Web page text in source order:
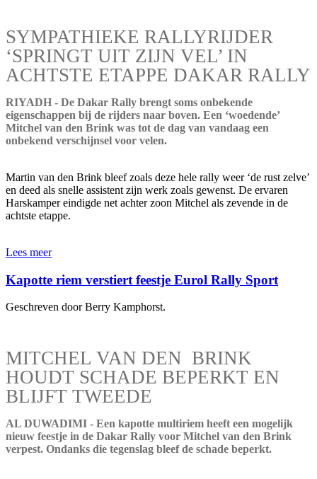
SYMPATHIEKE RALLYRIJDER
‘SPRINGT UIT ZIJN VEL’ IN
ACHTSTE ETAPPE DAKAR RALLY
RIYADH - De Dakar Rally brengt soms onbekende
eigenschappen bij de rijders naar boven. Een ‘woedende’
Mitchel van den Brink was tot de dag van vandaag een
onbekend verschijnsel voor velen.
Martin van den Brink bleef zoals deze hele rally weer ‘de rust zelve’
en deed als snelle assistent zijn werk zoals gewenst. De ervaren
Harskamper eindigde net achter zoon Mitchel als zevende in de
achtste etappe.
Lees meer
Kapotte riem verstiert feestje Eurol Rally Sport
Geschreven door Berry Kamphorst.
MITCHEL VAN DEN BRINK
HOUDT SCHADE BEPERKT EN
BLIJFT TWEEDE
AL DUWADIMI - Een kapotte multiriem heeft een mogelijk
nieuw feestje in de Dakar Rally voor Mitchel van den Brink
verpest. Ondanks die tegenslag bleef de schade beperkt.